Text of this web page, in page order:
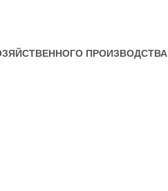
ПРОИЗВОДСТВА